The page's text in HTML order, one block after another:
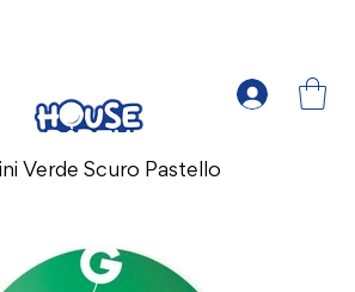
Verde Scuro Pastello